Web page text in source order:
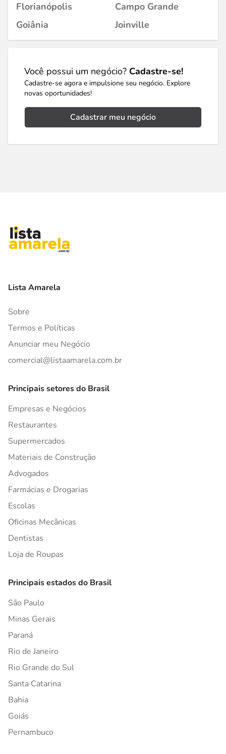
Florianópolis
Campo Grande
Goiânia
Joinville
Você possui um negócio? Cadastre-se!
Cadastre-se agora e impulsione seu negócio. Explore
novas oportunidades!
Cadastrar meu negócio
Lista Amarela
Sobre
Termos e Políticas
Anunciar meu Negócio
comercial@listaamarela.com.br
Principais setores do Brasil
Empresas e Negócios
Restaurantes
Supermercados
Materiais de Construção
Advogados
Farmácias e Drogarias
Escolas
Oficinas Mecânicas
Dentistas
Loja de Roupas
Principais estados do Brasil
São Paulo
Minas Gerais
Paraná
Rio de Janeiro
Rio Grande do Sul
Santa Catarina
Bahia
Goiás
Pernambuco